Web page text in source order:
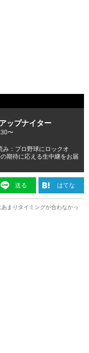
ップナイター
〜
み：プロ野球にロックオ
期待に応える生中継をお届
送る はてな
まりタイミングが合わなかっ